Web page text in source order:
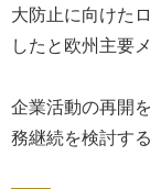
大防止に向けた
したと欧州主要
企業活動の再開
務継続を検討す